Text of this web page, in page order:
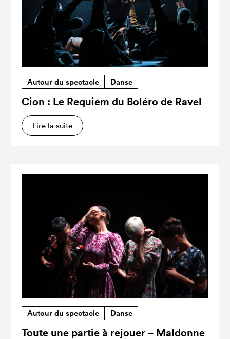
Autour du spectacle Danse
Cion : Le Requiem du Boléro de Ravel
Lire la suite
Autour du spectacle Danse
Toute une partie à rejouer – Maldonne